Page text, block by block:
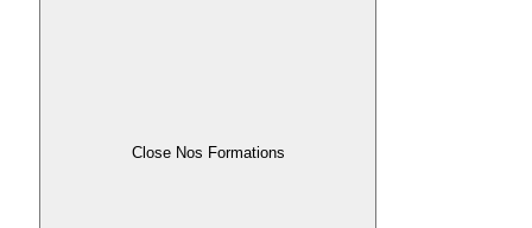
Close Nos Formations